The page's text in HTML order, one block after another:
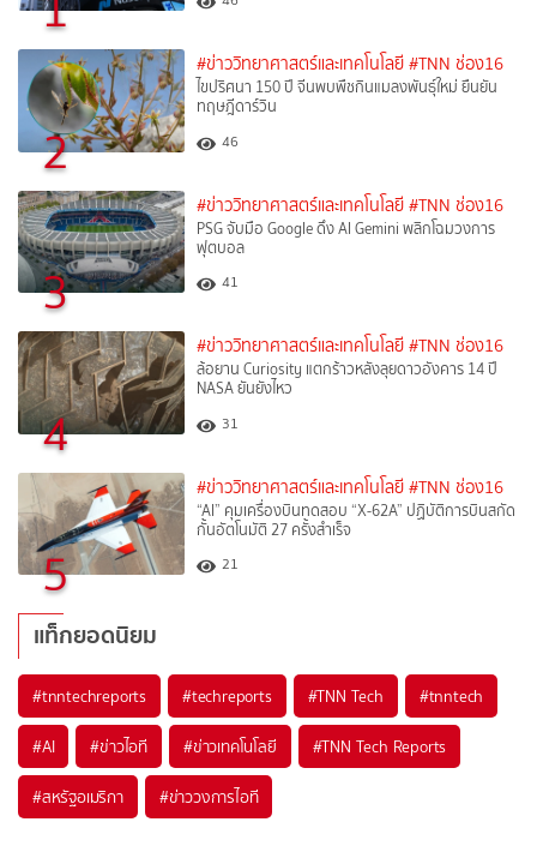
2
#ข่าววิทยาศาสตร์และเทคโนโลยี #TNN ช่อง16
ไขปริศนา 150 ปี จีนพบพืชกินแมลงพันธุ์ใหม่ ยืนยัน
ทฤษฎีดาร์วิน
46
3
#ข่าววิทยาศาสตร์และเทคโนโลยี #TNN ช่อง16
PSG จับมือ Google ดึง AI Gemini พลิกโฉมวงการ
ฟุตบอล
41
4
#ข่าววิทยาศาสตร์และเทคโนโลยี #TNN ช่อง16
ล้อยาน Curiosity แตกร้าวหลังลุยดาวอังคาร 14 ปี
NASA ยันยังไหว
31
5
#ข่าววิทยาศาสตร์และเทคโนโลยี #TNN ช่อง16
“AI” คุมเครื่องบินทดสอบ “X-62A” ปฏิบัติการบินสกัด
กั้นอัตโนมัติ 27 ครั้งสำเร็จ
21
แท็กยอดนิยม
#tnntechreports #techreports #TNN Tech #tnntech
#AI #ข่าวไอที #ข่าวเทคโนโลยี #TNN Tech Reports
#สหรัฐอเมริกา #ข่าววงการไอที